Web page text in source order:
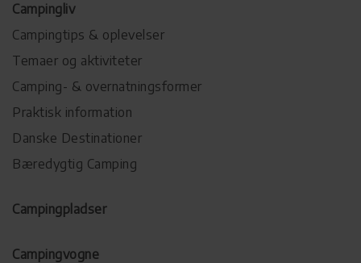
Campingliv
Campingtips & oplevelser
Temaer og aktiviteter
Camping- & overnatningsformer
Praktisk information
Danske Destinationer
Bæredygtig Camping
Campingpladser
Campingvogne